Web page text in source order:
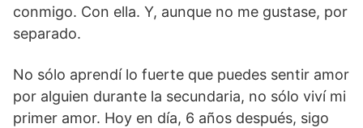
conmigo. Con ella. Y, aunque no me gustase, por
separado.
No sólo aprendí lo fuerte que puedes sentir amor
por alguien durante la secundaria, no sólo viví mi
primer amor. Hoy en día, 6 años después, sigo